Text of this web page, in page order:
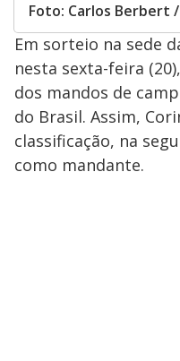
Foto: Carlos Berbert /
Em sorteio na sede
nesta sexta-feira
dos mandos de
do Brasil. Assim,
classificação, na
como mandante.